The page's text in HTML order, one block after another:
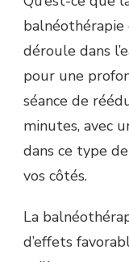
déroule dans
pour une
séance de
minutes, avec
dans ce type
vos côtés.
La
d’effets